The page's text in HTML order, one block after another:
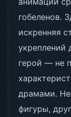
гобеленов.
искренняя
герой — не
драмами.
фигуры,